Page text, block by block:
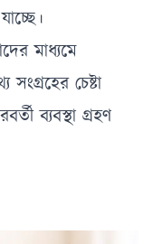
মাধ্যমে
চেষ্টা
ব্যবস্থা গ্রহণ